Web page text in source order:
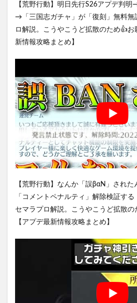
【荒野行動】明日先行S26アプデ判明
→「三国志ガチャ」が「復刻」無料無
ロ解説。こうやこうど拡散のため👍
新情報攻略まとめ】
【荒野行動】なんか「誤βαΝ」され
「コメントペナルティ」解除検証す
セマラプロ解説。こうやこうど拡散の
【アプデ最新情報攻略まとめ】